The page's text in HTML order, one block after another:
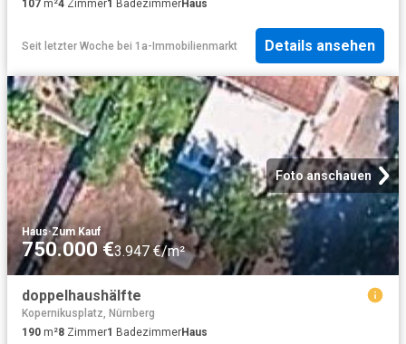
107 m²4 Zimmer1 BadezimmerHaus
Seit letzter Woche bei 1a-Immobilienmarkt Details ansehen
Foto anschauen
Haus·Zum Kauf
750.000 €3.947 €/m²
doppelhaushälfte
Kopernikusplatz, Nürnberg
190 m²8 Zimmer1 BadezimmerHaus